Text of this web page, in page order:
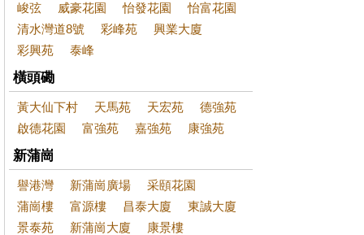
峻弦
威豪花園 怡發花園
怡富花園
清水灣道8號
彩峰苑
興業大廈
彩興苑
泰峰
橫頭磡
黃大仙下村 天馬苑 天宏苑
德強苑
啟德花園
富強苑 嘉強苑 康強苑
新蒲崗
譽港灣 新蒲崗廣場
采頤花園
蒲崗樓
富源樓 昌泰大廈
東誠大廈
景泰苑
新蒲崗大廈
康景樓